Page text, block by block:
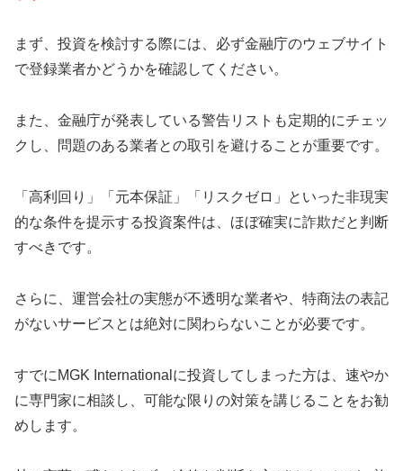
まず、投資を検討する際には、必ず金融庁のウェブサイト
で登録業者かどうかを確認してください。
また、金融庁が発表している警告リストも定期的にチェッ
クし、問題のある業者との取引を避けることが重要です。
「高利回り」「元本保証」「リスクゼロ」といった非現実
的な条件を提示する投資案件は、ほぼ確実に詐欺だと判断
すべきです。
さらに、運営会社の実態が不透明な業者や、特商法の表記
がないサービスとは絶対に関わらないことが必要です。
すでにMGK Internationalに投資してしまった方は、速やか
に専門家に相談し、可能な限りの対策を講じることをお勧
めします。